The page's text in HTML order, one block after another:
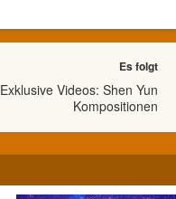
Es folgt
Exklusive Videos: Shen Yun
Kompositionen